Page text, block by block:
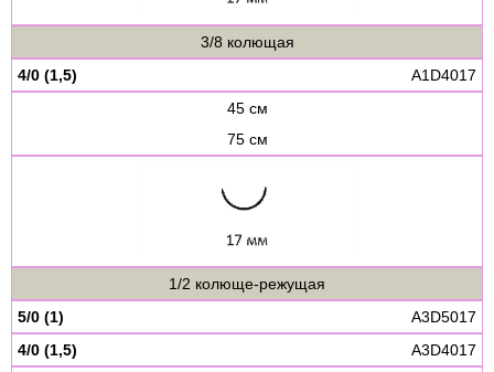
3/8 колющая
4/0 (1,5)
A1D4017
45 см
75 см
1/2 колюще-режущая
5/0 (1)
A3D5017
4/0 (1,5)
A3D4017